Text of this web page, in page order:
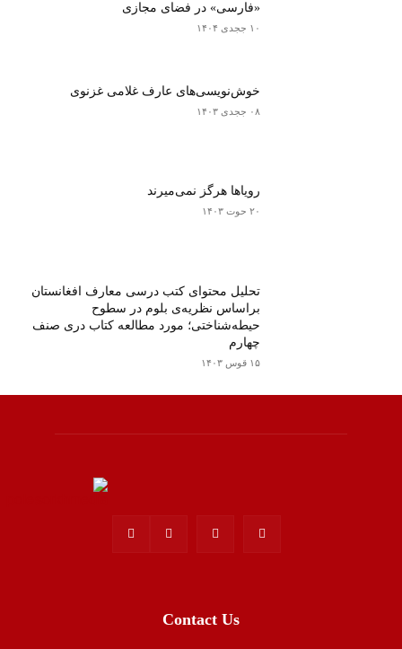
«فارسی» در فضای مجازی
۱۰ ججدی ۱۴۰۴
خوش‌نویسی‌های عارف غلامی غزنوی
۰۸ ججدی ۱۴۰۳
رویاها هرگز نمی‌میرند
۲۰ حوت ۱۴۰۳
تحلیل محتوای کتب درسی معارف افغانستان
براساس نظریه‌ی بلوم در سطوح
حیطه‌‌شناختی؛ مورد مطالعه کتاب دری صنف
چهارم
۱۵ قوس ۱۴۰۳
Contact Us